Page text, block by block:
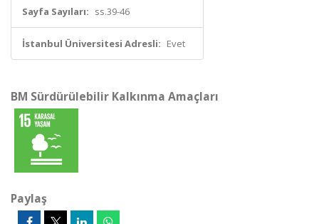
Sayfa Sayıları: ss.39-46
İstanbul Üniversitesi Adresli: Evet
BM Sürdürülebilir Kalkınma Amaçları
Paylaş